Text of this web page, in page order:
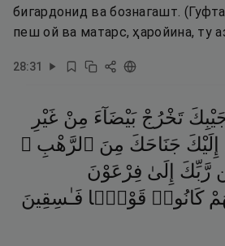
бигардонид ва бознагашт.
пеш ой ва матарс, ҳаройина, ту
28:31
تَخْرُجْ بَيْضَآءَ مِنْ غَيْرِ
إِلَيْكَ جَنَاحَكَ مِنَ ٱلرَّهْبِ ۖ
رَّبِّكَ إِلَىٰ فِرْعَوْنَ
كَانُوا۟ قَوْمًۭا فَـٰسِقِينَ